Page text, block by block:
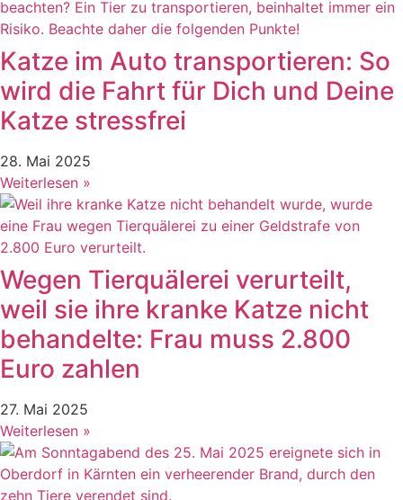
Katze im Auto transportieren: So
wird die Fahrt für Dich und Deine
Katze stressfrei
28. Mai 2025
Weiterlesen »
Wegen Tierquälerei verurteilt,
weil sie ihre kranke Katze nicht
behandelte: Frau muss 2.800
Euro zahlen
27. Mai 2025
Weiterlesen »